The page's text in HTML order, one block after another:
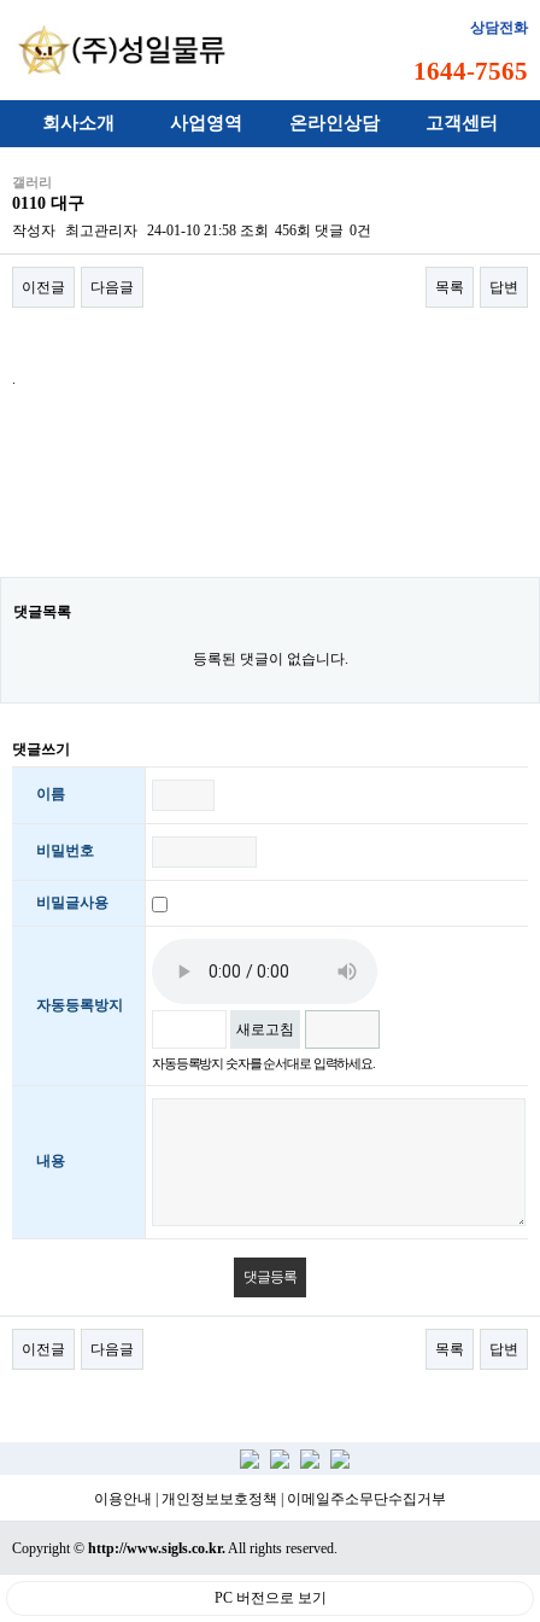
상담전화
1644-7565
회사소개 사업영역 온라인상담 고객센터
갤러리
0110 대구
작성자 최고관리자 24-01-10 21:58 조회 456회 댓글 0건
이전글 다음글 목록 답변
.
댓글목록
등록된 댓글이 없습니다.
댓글쓰기
이름
비밀번호
비밀글사용
자동등록방지
새로고침
자동등록방지 숫자를 순서대로 입력하세요.
내용
이전글 다음글 목록 답변
이용안내 | 개인정보보호정책 | 이메일주소무단수집거부
Copyright © http://www.sigls.co.kr. All rights reserved.
PC 버전으로 보기